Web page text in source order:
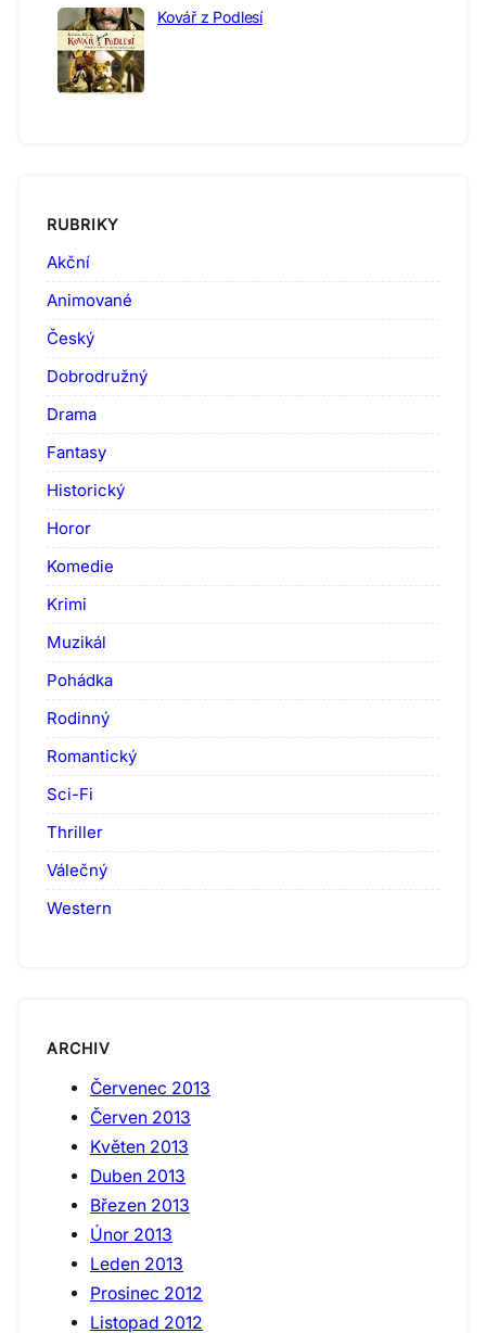
Kovář z Podlesí
RUBRIKY
Akční
Animované
Český
Dobrodružný
Drama
Fantasy
Historický
Horor
Komedie
Krimi
Muzikál
Pohádka
Rodinný
Romantický
Sci-Fi
Thriller
Válečný
Western
ARCHIV
Červenec 2013
Červen 2013
Květen 2013
Duben 2013
Březen 2013
Únor 2013
Leden 2013
Prosinec 2012
Listopad 2012